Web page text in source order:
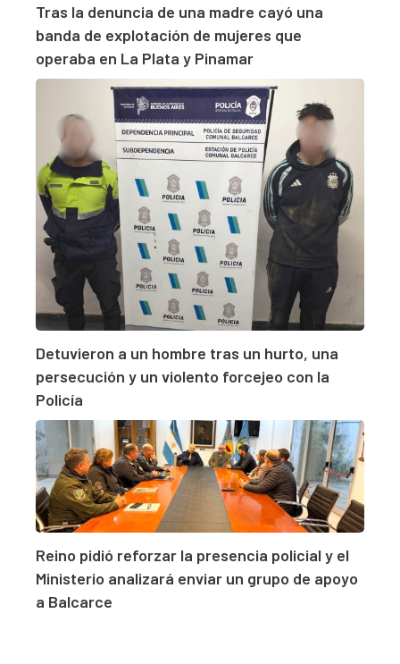
Tras la denuncia de una madre cayó una
banda de explotación de mujeres que
operaba en La Plata y Pinamar
Detuvieron a un hombre tras un hurto, una
persecución y un violento forcejeo con la
Policía
Reino pidió reforzar la presencia policial y el
Ministerio analizará enviar un grupo de apoyo
a Balcarce